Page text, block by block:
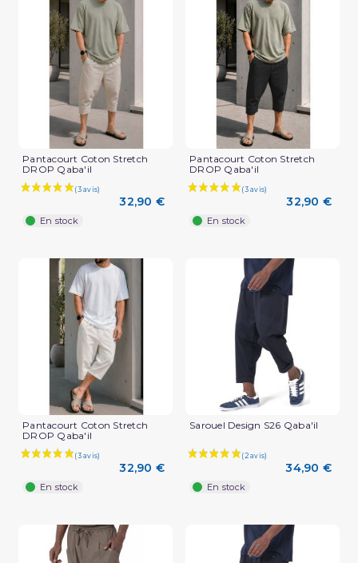
Pantacourt Coton Stretch
DROP Qaba'il
32,90 €
En stock
Pantacourt Coton Stretch
DROP Qaba'il
32,90 €
En stock
Pantacourt Coton Stretch
DROP Qaba'il
32,90 €
En stock
Sarouel Design S26 Qaba'il
34,90 €
En stock